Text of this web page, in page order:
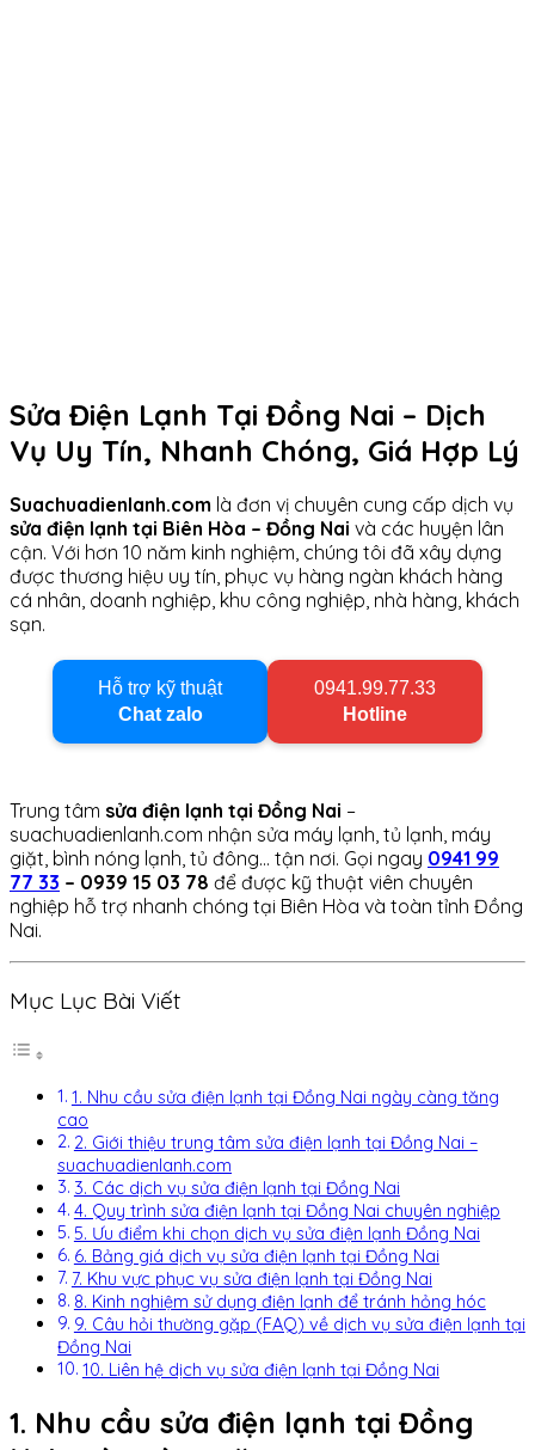
Sửa Điện Lạnh Tại Đồng Nai – Dịch
Vụ Uy Tín, Nhanh Chóng, Giá Hợp Lý
Suachuadienlanh.com là đơn vị chuyên cung cấp dịch vụ
sửa điện lạnh tại Biên Hòa – Đồng Nai và các huyện lân
cận. Với hơn 10 năm kinh nghiệm, chúng tôi đã xây dựng
được thương hiệu uy tín, phục vụ hàng ngàn khách hàng
cá nhân, doanh nghiệp, khu công nghiệp, nhà hàng, khách
sạn.
Hỗ trợ kỹ thuật
Chat zalo
0941.99.77.33
Hotline
Trung tâm sửa điện lạnh tại Đồng Nai –
suachuadienlanh.com nhận sửa máy lạnh, tủ lạnh, máy
giặt, bình nóng lạnh, tủ đông… tận nơi. Gọi ngay 0941 99
77 33 – 0939 15 03 78 để được kỹ thuật viên chuyên
nghiệp hỗ trợ nhanh chóng tại Biên Hòa và toàn tỉnh Đồng
Nai.
Mục Lục Bài Viết
1. Nhu cầu sửa điện lạnh tại Đồng Nai ngày càng tăng
cao
2. Giới thiệu trung tâm sửa điện lạnh tại Đồng Nai –
suachuadienlanh.com
3. Các dịch vụ sửa điện lạnh tại Đồng Nai
4. Quy trình sửa điện lạnh tại Đồng Nai chuyên nghiệp
5. Ưu điểm khi chọn dịch vụ sửa điện lạnh Đồng Nai
6. Bảng giá dịch vụ sửa điện lạnh tại Đồng Nai
7. Khu vực phục vụ sửa điện lạnh tại Đồng Nai
8. Kinh nghiệm sử dụng điện lạnh để tránh hỏng hóc
9. Câu hỏi thường gặp (FAQ) về dịch vụ sửa điện lạnh tại
Đồng Nai
10. Liên hệ dịch vụ sửa điện lạnh tại Đồng Nai
1. Nhu cầu sửa điện lạnh tại Đồng